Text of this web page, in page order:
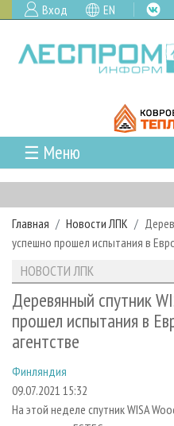
Вход EN
☰ Меню
ГЛАВНАЯ
РУБРИКИ И ТЕМЫ
РУБРИКИ ЖУРНАЛА
ЛЕСОЗАГОТОВКА
ЛЕСОПИЛЕНИЕ
ДЕРЕВООБРАБОТКА
СУШКА ДРЕВЕСИНЫ
ПРОИЗВОДСТВО
ДЕРЕВЯННОЕ
НОВОСТИ
НОВОСТИ ЛПК
НОВОСТИ ЖУРНАЛА
НОВОСТИ КОМПАНИЙ
ПРОЕКТЫ ЛПИ
АНАЛИТИКА
ПРЕДПРИЯТИЯ ЛПК
ЛЕСНЫЕ РЕГИОНЫ РОССИИ
ПЕРСОНЫ
МОБИЛЬНЫЕ ВЫСТАВКИ
ОФИЦИАЛЬНЫЕ ДЕЛЕГАЦИИ
АРХИВ ЖУРНАЛОВ
СТАТЬИ
О ЖУРНАЛЕ
ПОДПИСКА
КОНТАКТЫ
РЕКЛАМОДАТЕЛЯМ
РЕКЛАМА
РЕКЛАМА НА САЙТЕ
Главная Новости ЛПК
успешно прошел испытания в
НОВОСТИ ЛПК
Деревянный спутник
прошел испытания в
агентстве
Финляндия
09.07.2021 15:32
На этой неделе спутник WISA